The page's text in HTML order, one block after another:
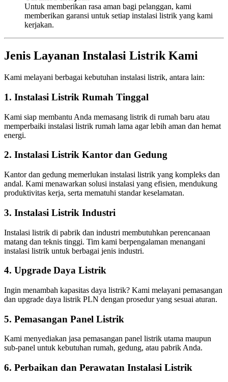
Untuk memberikan rasa aman bagi pelanggan, kami
memberikan garansi untuk setiap instalasi listrik yang kami
kerjakan.
Jenis Layanan Instalasi Listrik Kami
Kami melayani berbagai kebutuhan instalasi listrik, antara lain:
1. Instalasi Listrik Rumah Tinggal
Kami siap membantu Anda memasang listrik di rumah baru atau
memperbaiki instalasi listrik rumah lama agar lebih aman dan hemat
energi.
2. Instalasi Listrik Kantor dan Gedung
Kantor dan gedung memerlukan instalasi listrik yang kompleks dan
andal. Kami menawarkan solusi instalasi yang efisien, mendukung
produktivitas kerja, serta mematuhi standar keselamatan.
3. Instalasi Listrik Industri
Instalasi listrik di pabrik dan industri membutuhkan perencanaan
matang dan teknis tinggi. Tim kami berpengalaman menangani
instalasi listrik untuk berbagai jenis industri.
4. Upgrade Daya Listrik
Ingin menambah kapasitas daya listrik? Kami melayani pemasangan
dan upgrade daya listrik PLN dengan prosedur yang sesuai aturan.
5. Pemasangan Panel Listrik
Kami menyediakan jasa pemasangan panel listrik utama maupun
sub-panel untuk kebutuhan rumah, gedung, atau pabrik Anda.
6. Perbaikan dan Perawatan Instalasi Listrik